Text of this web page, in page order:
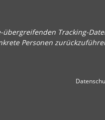
Tracking-
Personen